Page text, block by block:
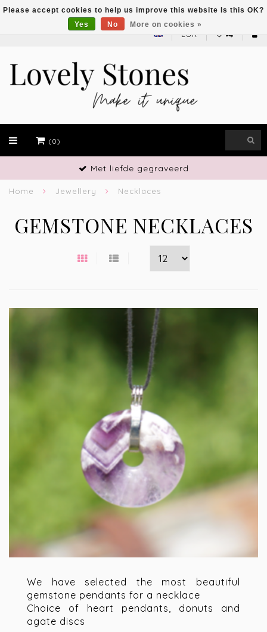
EUR
(0)
Met liefde gegraveerd
Home Jewellery Necklaces
GEMSTONE NECKLACES
We have selected the most beautiful
gemstone pendants for a necklace
Choice of heart pendants, donuts and
agate discs
Please accept cookies to help us improve this website Is this OK?
Yes
No More on cookies »